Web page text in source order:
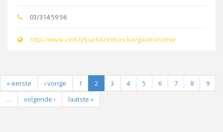
03/314 59 56
http://www.verblijfparkbreebos.be/gastronomie
« eerste ‹ vorige 1 2 3 4 5 6 7 8
9
…
volgende › laatste »